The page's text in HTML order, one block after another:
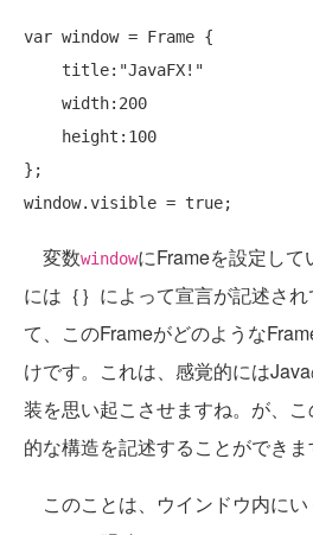
var window = Frame {
    title:
"JavaFX!"
};
window.visible = true
変数windowにFrameを設定し
には｛｝によって宣言が記述さ
て、このFrameがどのような
けです。これは、感覚的には
装を思い起こさせますね。が、
的な構造を記述することができま
このことは、ウインドウ内に